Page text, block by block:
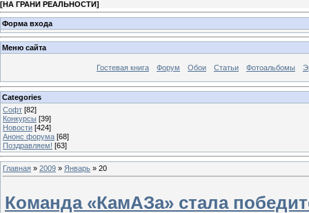
[НА ГРАНИ РЕАЛЬНОСТИ]
Форма входа
Меню сайта
Гостевая книга Форум Обои Статьи Фотоальбомы
Categories
Софт [82]
Конкурсы [39]
Новости [424]
Анонс форума [68]
Поздравляем! [63]
Главная » 2009 » Январь » 20
Команда «КамАЗа» стала